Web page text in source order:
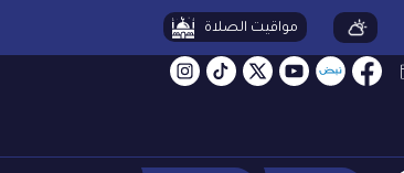
مواقيت الصلاة